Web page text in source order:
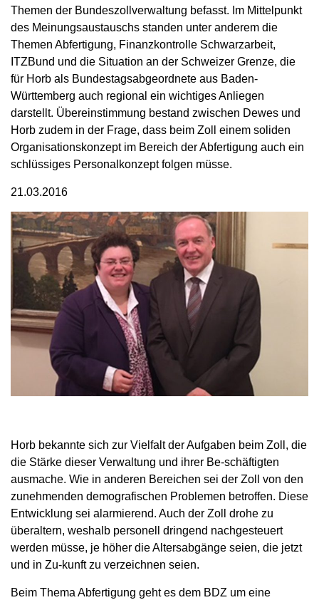
Themen der Bundeszollverwaltung befasst. Im Mittelpunkt
des Meinungsaustauschs standen unter anderem die
Themen Abfertigung, Finanzkontrolle Schwarzarbeit,
ITZBund und die Situation an der Schweizer Grenze, die
für Horb als Bundestagsabgeordnete aus Baden-
Württemberg auch regional ein wichtiges Anliegen
darstellt. Übereinstimmung bestand zwischen Dewes und
Horb zudem in der Frage, dass beim Zoll einem soliden
Organisationskonzept im Bereich der Abfertigung auch ein
schlüssiges Personalkonzept folgen müsse.
21.03.2016
Horb bekannte sich zur Vielfalt der Aufgaben beim Zoll, die
die Stärke dieser Verwaltung und ihrer Be-schäftigten
ausmache. Wie in anderen Bereichen sei der Zoll von den
zunehmenden demografischen Problemen betroffen. Diese
Entwicklung sei alarmierend. Auch der Zoll drohe zu
überaltern, weshalb personell dringend nachgesteuert
werden müsse, je höher die Altersabgänge seien, die jetzt
und in Zu-kunft zu verzeichnen seien.
Beim Thema Abfertigung geht es dem BDZ um eine